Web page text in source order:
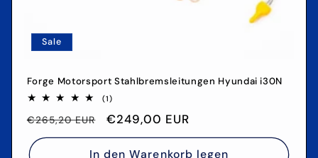
Sale
Forge Motorsport Stahlbremsleitungen Hyundai i30N
(1)1
insgesamt
Normaler
Preis
€265,20 EUR Verkaufspreis
€249,00 EUR
In den Warenkorb legen